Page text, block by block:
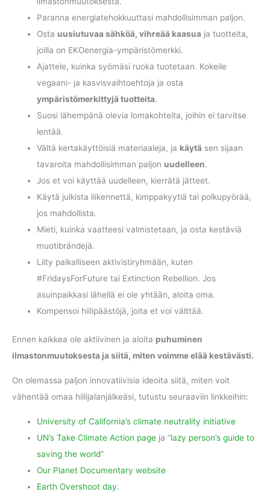
Paranna energiatehokkuuttasi mahdollisimman paljon.
Osta uusiutuvaa sähköä, vihreää kaasua ja tuotteita,
joilla on EKOenergia-ympäristömerkki.
Ajattele, kuinka syömäsi ruoka tuotetaan. Kokeile
vegaani- ja kasvisvaihtoehtoja ja osta
ympäristömerkittyjä tuotteita.
Suosi lähempänä olevia lomakohteita, joihin ei tarvitse
lentää.
Vältä kertakäyttöisiä materiaaleja, ja käytä sen sijaan
tavaroita mahdollisimman paljon uudelleen.
Jos et voi käyttää uudelleen, kierrätä jätteet.
Käytä julkista liikennettä, kimppakyytiä tai polkupyörää,
jos mahdollista.
Mieti, kuinka vaatteesi valmistetaan, ja osta kestäviä
muotibrändejä.
Liity paikalliseen aktivistiryhmään, kuten
#FridaysForFuture tai Extinction Rebellion. Jos
asuinpaikkasi lähellä ei ole yhtään, aloita oma.
Kompensoi hiilipäästöjä, joita et voi välttää.
Ennen kaikkea ole aktiivinen ja aloita puhuminen
ilmastonmuutoksesta ja siitä, miten voimme elää kestävästi.
On olemassa paljon innovatiivisia ideoita siitä, miten voit
vähentää omaa hiilijalanjälkeäsi, tutustu seuraaviin linkkeihin:
University of California’s climate neutrality initiative
UN’s Take Climate Action page ja “lazy person’s guide to
saving the world”
Our Planet Documentary website
Earth Overshoot day.